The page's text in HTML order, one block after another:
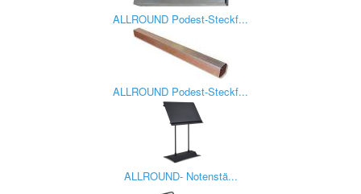
ALLROUND Podest-Steckf...
ALLROUND Podest-Steckf...
ALLROUND- Notenstä...